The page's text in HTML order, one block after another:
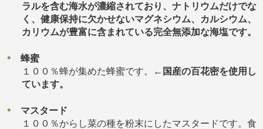
ラルを含む海水が濃縮されており、ナトリウムだけでな
く、健康保持に欠かせないマグネシウム、カルシウム、
カリウムが豊富に含まれている完全無添加な海塩です。
蜂蜜
１００％蜂が集めた蜂蜜です。← 国産の百花密を使用し
ています。
マスタード
１００％からし菜の種を粉末にしたマスタードです。食